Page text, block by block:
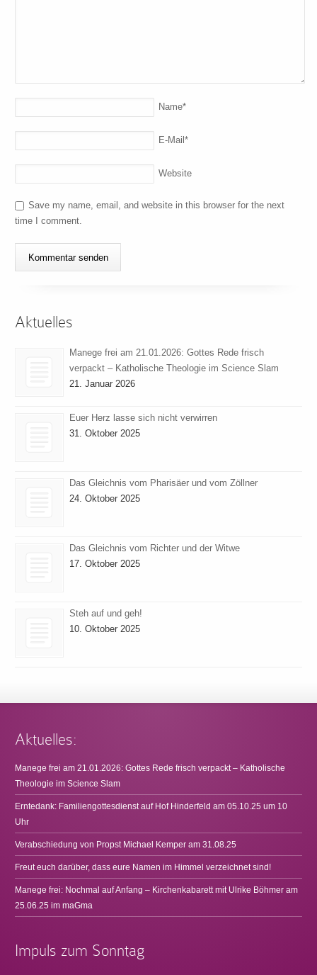
Name*
E-Mail*
Website
Save my name, email, and website in this browser for the next
time I comment.
Aktuelles
Manege frei am 21.01.2026: Gottes Rede frisch
verpackt – Katholische Theologie im Science Slam
21. Januar 2026
Euer Herz lasse sich nicht verwirren
31. Oktober 2025
Das Gleichnis vom Pharisäer und vom Zöllner
24. Oktober 2025
Das Gleichnis vom Richter und der Witwe
17. Oktober 2025
Steh auf und geh!
10. Oktober 2025
Aktuelles:
Manege frei am 21.01.2026: Gottes Rede frisch verpackt – Katholische
Theologie im Science Slam
Erntedank: Familiengottesdienst auf Hof Hinderfeld am 05.10.25 um 10
Uhr
Verabschiedung von Propst Michael Kemper am 31.08.25
Freut euch darüber, dass eure Namen im Himmel verzeichnet sind!
Manege frei: Nochmal auf Anfang – Kirchenkabarett mit Ulrike Böhmer am
25.06.25 im maGma
Impuls zum Sonntag